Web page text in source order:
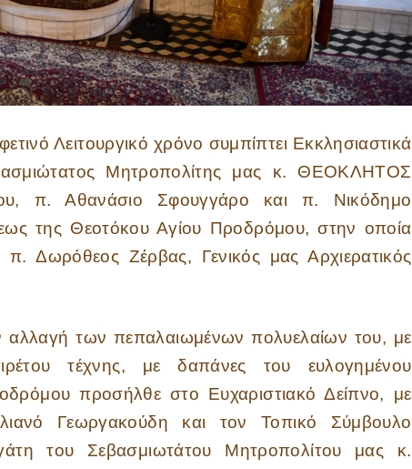
Λειτουργικό χρόνο συμπίπτει Εκκλησιαστικά
Μητροπολίτης μας κ. ΘΕΟΚΛΗΤΟΣ
π. Αθανάσιο Σφουγγάρο και π. Νικόδημο
της Θεοτόκου Αγίου Προδρόμου, στην οποία
Δωρόθεος Ζέρβας, Γενικός μας Αρχιερατικός
των πεπαλαιωμένων πολυελαίων του, με
τέχνης, με δαπάνες του ευλογημένου
προσήλθε στο Ευχαριστιακό Δείπνο, με
Γεωργακούδη και τον Τοπικό Σύμβουλο
του Σεβασμιωτάτου Μητροπολίτου μας κ.